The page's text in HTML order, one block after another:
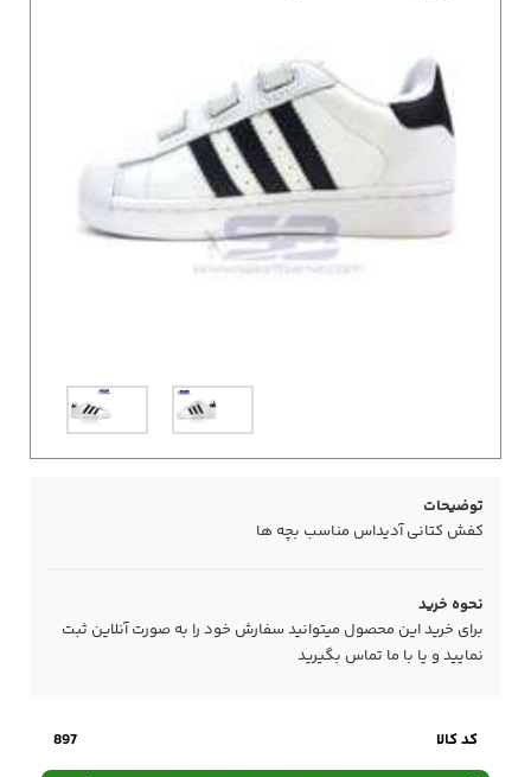
توضیحات
کفش کتانی آدیداس مناسب بچه ها
نحوه خرید
برای خرید این محصول میتوانید سفارش خود را به صورت آنلاین ثبت
نمایید و یا با ما تماس بگیرید
کد کالا 897